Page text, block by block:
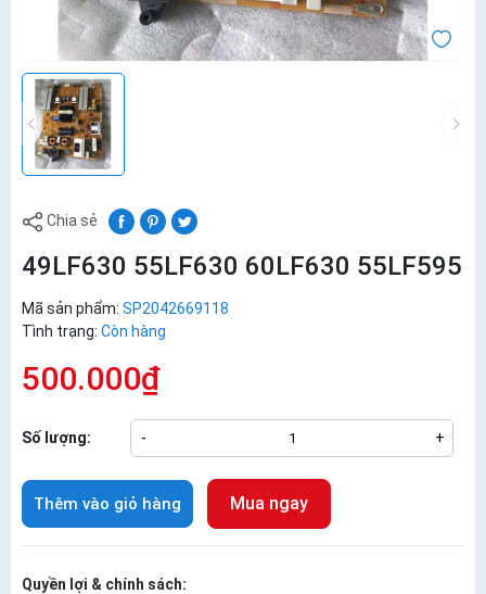
Chia sẻ
49LF630 55LF630 60LF630 55LF595
Mã sản phẩm: SP2042669118
Tình trạng: Còn hàng
500.000₫
Số lượng: - +
Thêm vào giỏ hàng Mua ngay
Quyền lợi & chính sách: